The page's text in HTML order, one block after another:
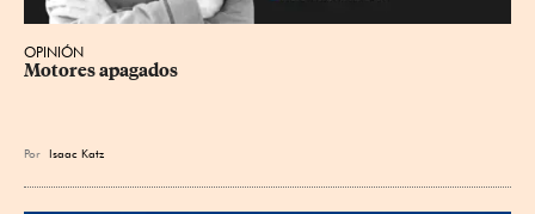
OPINIÓN
Motores apagados
Por Isaac Katz